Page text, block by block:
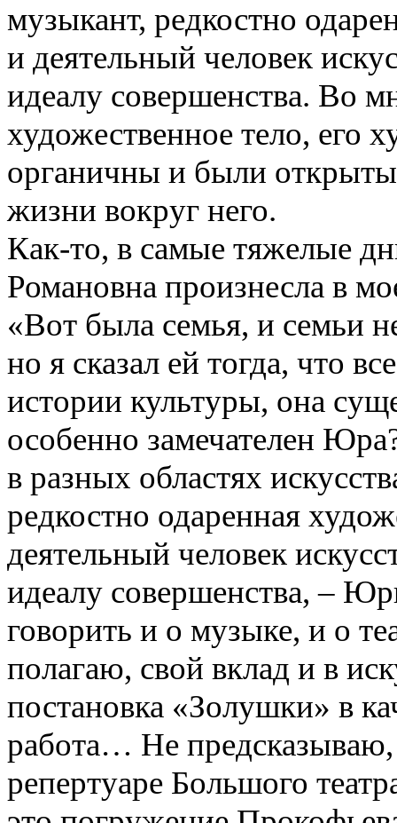
музыкант, редкостно
и деятельный человек
идеалу совершенства. Во
художественное тело, его
органичны и были открыты
жизни вокруг него.
Как-то, в самые тяжелые
Романовна произнесла в
«Вот была семья, и семьи
но я сказал ей тогда, что
истории культуры, она
особенно замечателен
в разных областях
редкостно одаренная
деятельный человек
идеалу совершенства, –
говорить и о музыке, и о
полагаю, свой вклад и в
постановка «Золушки» в
работа… Не предсказываю,
репертуаре Большого